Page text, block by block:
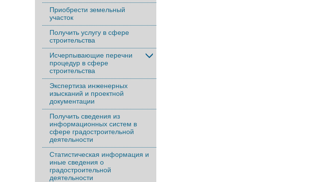
Приобрести земельный
участок
Получить услугу в сфере
строительства
Исчерпывающие перечни
процедур в сфере
строительства
Экспертиза инженерных
изысканий и проектной
документации
Получить сведения из
информационных систем в
сфере градостроительной
деятельности
Статистическая информация и
иные сведения о
градостроительной
деятельности